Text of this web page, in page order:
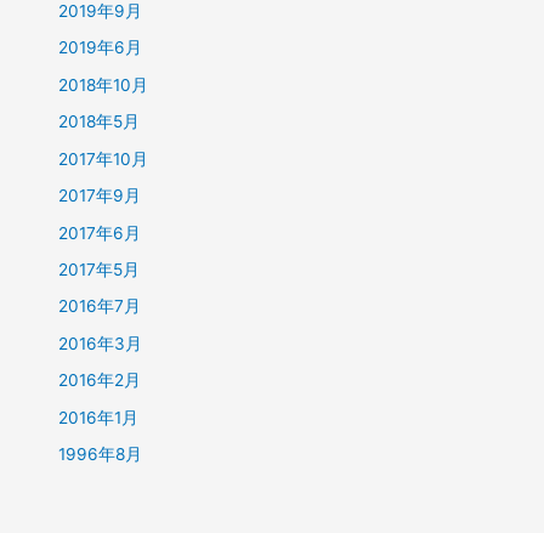
2019年9月
2019年6月
2018年10月
2018年5月
2017年10月
2017年9月
2017年6月
2017年5月
2016年7月
2016年3月
2016年2月
2016年1月
1996年8月